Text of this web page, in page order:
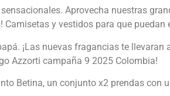
Aprovecha nuestras
y vestidos para que
¡Las nuevas fragancias te
Azzorti campaña 9 2025 Colombia!
Betina, un conjunto x2 prendas